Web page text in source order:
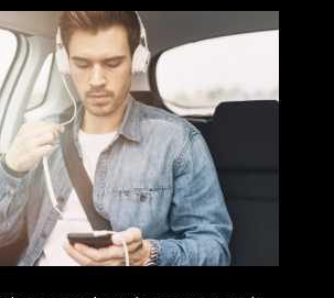
del
equipaje?»